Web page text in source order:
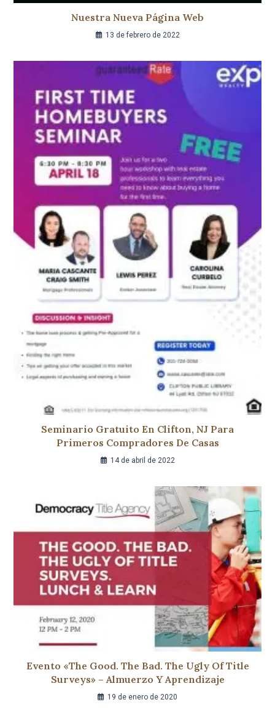
Nuestra Nueva Página Web
13 de febrero de 2022
Seminario Gratuito En Clifton, NJ Para
Primeros Compradores De Casas
14 de abril de 2022
Evento «The Good. The Bad. The Ugly Of Title
Surveys» – Almuerzo Y Aprendizaje
19 de enero de 2020